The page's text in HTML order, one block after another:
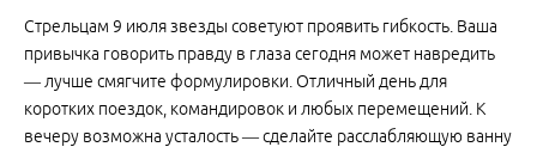
Стрельцам 9 июля звезды советуют проявить гибкость. Ваша
привычка говорить правду в глаза сегодня может навредить
— лучше смягчите формулировки. Отличный день для
коротких поездок, командировок и любых перемещений. К
вечеру возможна усталость — сделайте расслабляющую ванну